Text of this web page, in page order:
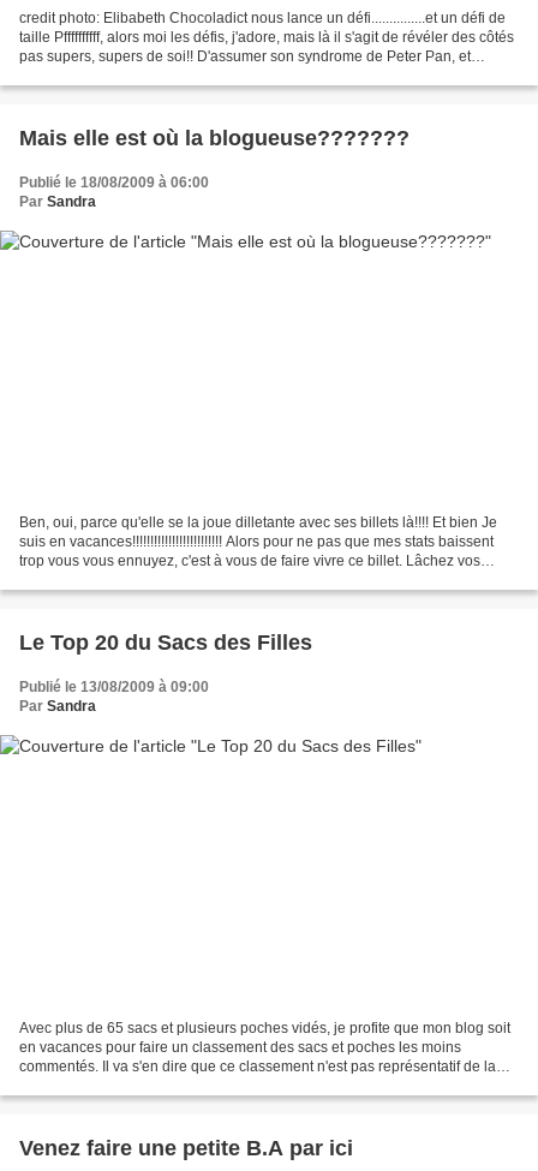
credit photo: Elibabeth Chocoladict nous lance un défi...............et un défi de
taille Pffffffffff, alors moi les défis, j'adore, mais là il s'agit de révéler des côtés
pas supers, supers de soi!! D'assumer son syndrome de Peter Pan, et
Mais elle est où la blogueuse???????
Publié le 18/08/2009 à 06:00
Par Sandra
Ben, oui, parce qu'elle se la joue dilletante avec ses billets là!!!! Et bien Je
suis en vacances!!!!!!!!!!!!!!!!!!!!!!!!! Alors pour ne pas que mes stats baissent
trop vous vous ennuyez, c'est à vous de faire vivre ce billet. Lâchez vos
Le Top 20 du Sacs des Filles
Publié le 13/08/2009 à 09:00
Par Sandra
Avec plus de 65 sacs et plusieurs poches vidés, je profite que mon blog soit
en vacances pour faire un classement des sacs et poches les moins
commentés. Il va s'en dire que ce classement n'est pas représentatif de la
Venez faire une petite B.A par ici